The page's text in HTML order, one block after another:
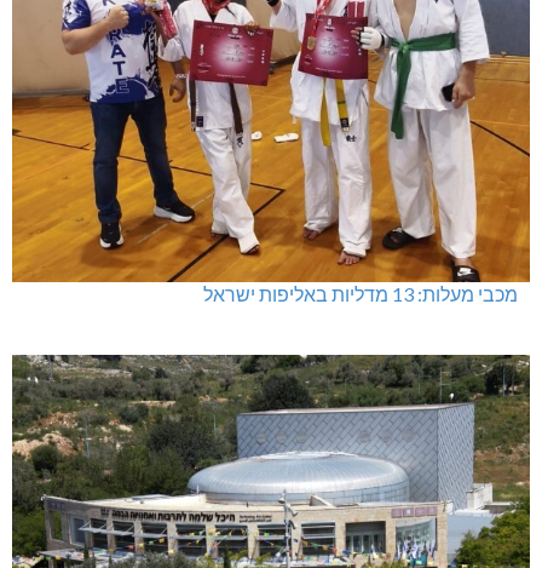
מכבי מעלות: 13 מדליות באליפות ישראל